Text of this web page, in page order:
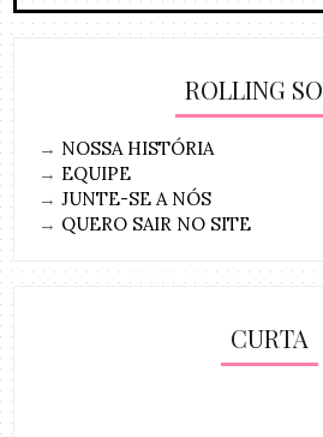
ROLLING
→ NOSSA HISTÓRIA
→ EQUIPE
→JUNTE-SE A NÓS
→ QUERO SAIR NO SITE
CURTA